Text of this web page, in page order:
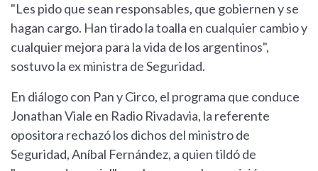
"Les pido que sean responsables, que gobiernen y se
hagan cargo. Han tirado la toalla en cualquier cambio y
cualquier mejora para la vida de los argentinos",
sostuvo la ex ministra de Seguridad.
En diálogo con Pan y Circo, el programa que conduce
Jonathan Viale en Radio Rivadavia, la referente
opositora rechazó los dichos del ministro de
Seguridad, Aníbal Fernández, a quien tildó de